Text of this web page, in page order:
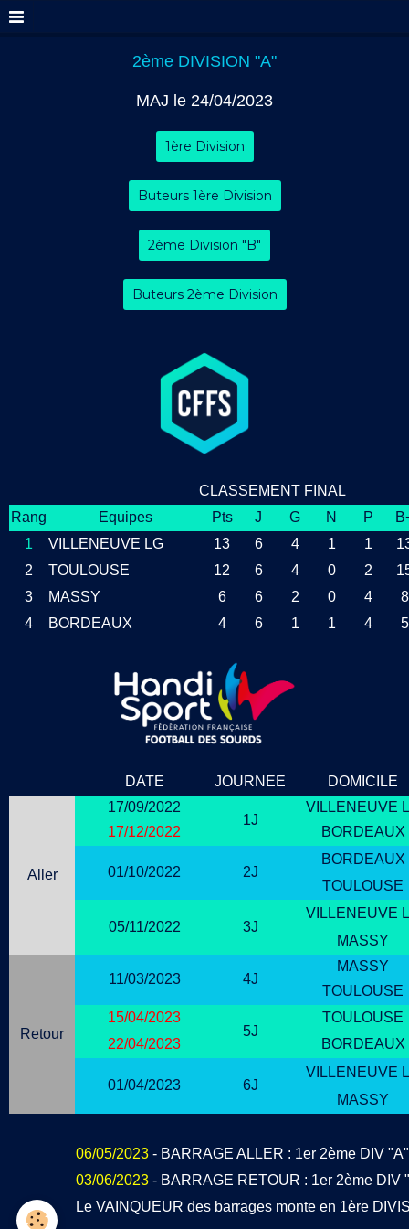
2ème DIVISION "A"
MAJ le 24/04/2023
1ère Division
Buteurs 1ère Division
2ème Division "B"
Buteurs 2ème Division
CLASSEMENT FINAL
Rang
Equipes Pts J G N P
1
VILLENEUVE LG 13 6 4 1 1
2
TOULOUSE 12 6 4 0 2
3
MASSY 6 6 2 0 4
8
4
BORDEAUX 4 6 1 1 4 5
DATE JOURNEE DOMICILE
Aller
17/09/2022
1J
VILLENEUVE
17/12/2022
BORDEAUX
01/10/2022 2J
BORDEAUX
TOULOUSE
05/11/2022 3J
VILLENEUVE
MASSY
Retour
11/03/2023 4J
MASSY
TOULOUSE
15/04/2023
5J
TOULOUSE
22/04/2023
BORDEAUX
01/04/2023 6J
VILLENEUVE
MASSY
06/05/2023 - BARRAGE ALLER : 1er 2ème DIV
03/06/2023 - BARRAGE RETOUR : 1er 2ème DIV
Le VAINQUEUR des barrages monte en 1ère